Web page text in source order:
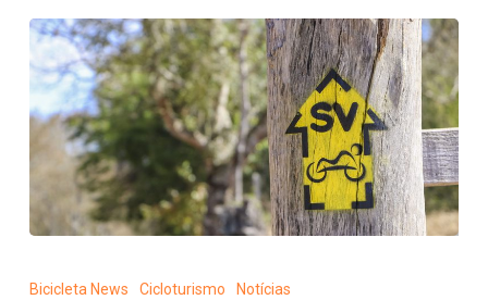
lançam
Bicicleta News Cicloturismo Notícias